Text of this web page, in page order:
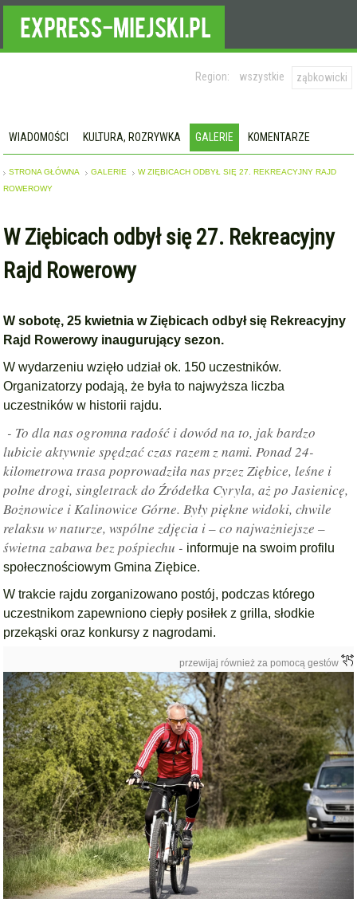
Region: wszystkie ząbkowicki
WIADOMOŚCI KULTURA, ROZRYWKA GALERIE KOMENTARZE
STRONA GŁÓWNA GALERIE
W ZIĘBICACH ODBYŁ SIĘ 27. REKREACYJNY RAJD
ROWEROWY
W Ziębicach odbył się 27. Rekreacyjny
Rajd Rowerowy
W sobotę, 25 kwietnia w Ziębicach odbył się Rekreacyjny
Rajd Rowerowy inaugurujący sezon.
W wydarzeniu wzięło udział ok. 150 uczestników.
Organizatorzy podają, że była to najwyższa liczba
uczestników w historii rajdu.
- To dla nas ogromna radość i dowód na to, jak bardzo
lubicie aktywnie spędzać czas razem z nami. Ponad 24-
kilometrowa trasa poprowadziła nas przez Ziębice, leśne i
polne drogi, singletrack do Źródełka Cyryla, aż po Jasienicę,
Bożnowice i Kalinowice Górne. Były piękne widoki, chwile
relaksu w naturze, wspólne zdjęcia i – co najważniejsze –
świetna zabawa bez pośpiechu - informuje na swoim profilu
społecznościowym Gmina Ziębice.
W trakcie rajdu zorganizowano postój, podczas którego
uczestnikom zapewniono ciepły posiłek z grilla, słodkie
przekąski oraz konkursy z nagrodami.
przewijaj również za pomocą gestów